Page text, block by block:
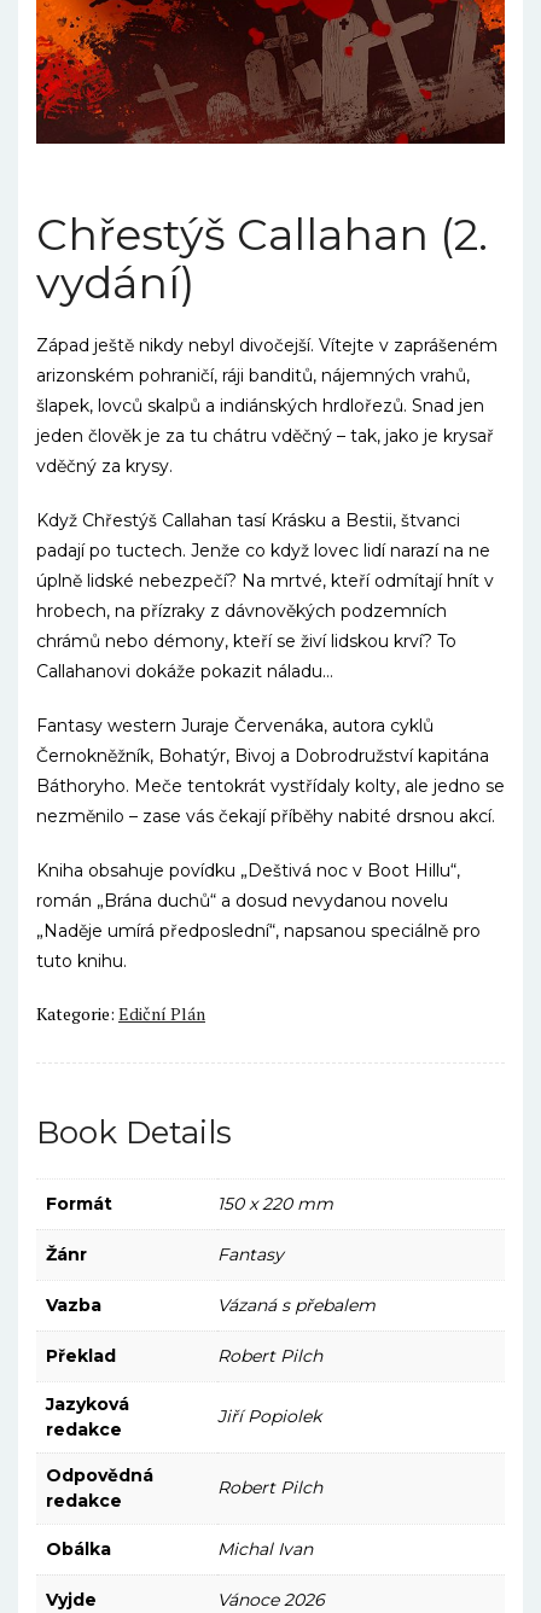
Chřestýš Callahan (2.
vydání)
Západ ještě nikdy nebyl divočejší. Vítejte v zaprášeném
arizonském pohraničí, ráji banditů, nájemných vrahů,
šlapek, lovců skalpů a indiánských hrdlořezů. Snad jen
jeden člověk je za tu chátru vděčný – tak, jako je krysař
vděčný za krysy.
Když Chřestýš Callahan tasí Krásku a Bestii, štvanci
padají po tuctech. Jenže co když lovec lidí narazí na ne
úplně lidské nebezpečí? Na mrtvé, kteří odmítají hnít v
hrobech, na přízraky z dávnověkých podzemních
chrámů nebo démony, kteří se živí lidskou krví? To
Callahanovi dokáže pokazit náladu…
Fantasy western Juraje Červenáka, autora cyklů
Černokněžník, Bohatýr, Bivoj a Dobrodružství kapitána
Báthoryho. Meče tentokrát vystřídaly kolty, ale jedno se
nezměnilo – zase vás čekají příběhy nabité drsnou akcí.
Kniha obsahuje povídku „Deštivá noc v Boot Hillu“,
román „Brána duchů“ a dosud nevydanou novelu
„Naděje umírá předposlední“, napsanou speciálně pro
tuto knihu.
Kategorie: Ediční Plán
Book Details
Formát 150 x 220 mm
Žánr Fantasy
Vazba Vázaná s přebalem
Překlad Robert Pilch
Jazyková
redakce
Jiří Popiolek
Odpovědná
redakce
Robert Pilch
Obálka Michal Ivan
Vyjde Vánoce 2026